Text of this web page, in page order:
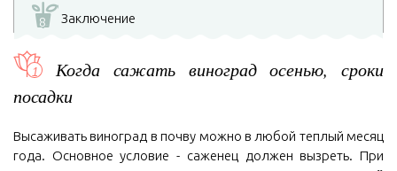
8 Заключение
Когда сажать виноград осенью, сроки
посадки
Высаживать виноград в почву можно в любой теплый месяц
года. Основное условие - саженец должен вызреть. При